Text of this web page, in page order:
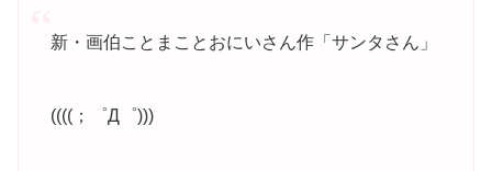
新・画伯ことまことおにいさん作「サンタさん」
((((；゜Д゜)))